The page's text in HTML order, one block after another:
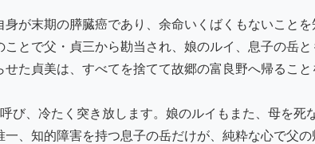
が末期の膵臓癌であり、余命いくばくもないことを
とで父・貞三から勘当され、娘のルイ、息子の岳と
た貞美は、すべてを捨てて故郷の富良野へ帰ること
び、冷たく突き放します。娘のルイもまた、母を死
、知的障害を持つ息子の岳だけが、純粋な心で父の